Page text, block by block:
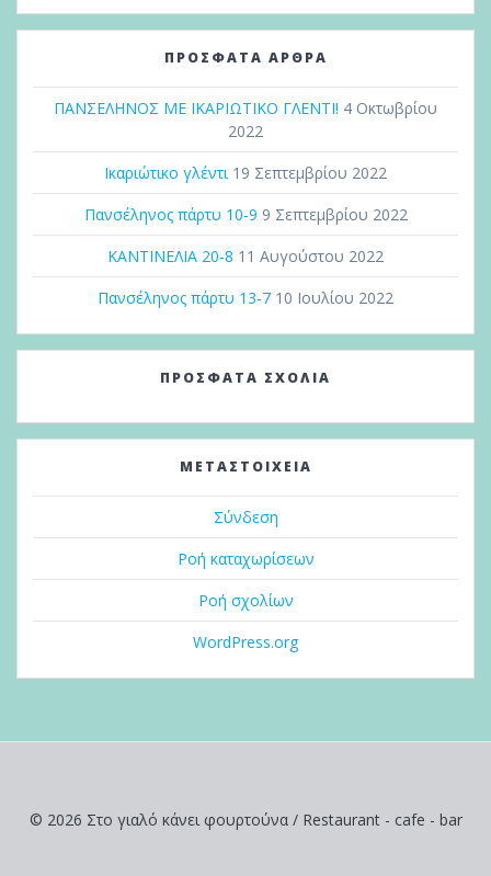
ΠΡΌΣΦΑΤΑ ΆΡΘΡΑ
ΠΑΝΣΕΛΗΝΟΣ ΜΕ ΙΚΑΡΙΩΤΙΚΟ ΓΛΕΝΤΙ! 4 Οκτωβρίου
2022
Ικαριώτικο γλέντι 19 Σεπτεμβρίου 2022
Πανσέληνος πάρτυ 10-9 9 Σεπτεμβρίου 2022
ΚΑΝΤΙΝΕΛΙΑ 20-8 11 Αυγούστου 2022
Πανσέληνος πάρτυ 13-7 10 Ιουλίου 2022
ΠΡΌΣΦΑΤΑ ΣΧΌΛΙΑ
ΜΕΤΑΣΤΟΙΧΕΊΑ
Σύνδεση
Ροή καταχωρίσεων
Ροή σχολίων
WordPress.org
© 2026 Στο γιαλό κάνει φουρτούνα / Restaurant - cafe - bar